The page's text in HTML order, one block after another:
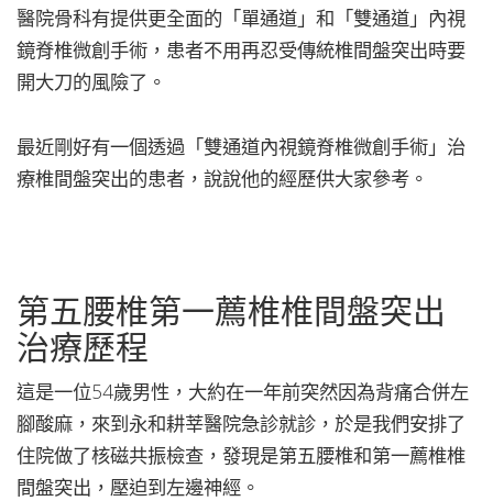
醫院骨科有提供更全面的「單通道」和「雙通道」內視
鏡脊椎微創手術，患者不用再忍受傳統椎間盤突出時要
開大刀的風險了。
最近剛好有一個透過「雙通道內視鏡脊椎微創手術」治
療椎間盤突出的患者，說說他的經歷供大家參考。
第五腰椎第一薦椎椎間盤突出
治療歷程
這是一位54歲男性，大約在一年前突然因為背痛合併左
腳酸麻，來到永和耕莘醫院急診就診，於是我們安排了
住院做了核磁共振檢查，發現是第五腰椎和第一薦椎椎
間盤突出，壓迫到左邊神經。